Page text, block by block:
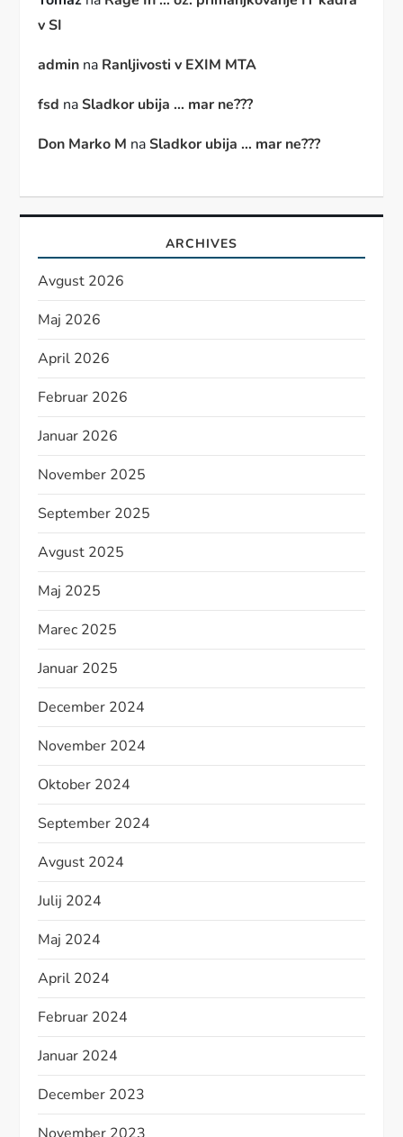
v SI
admin na Ranljivosti v EXIM MTA
fsd naSladkor ubija … mar ne???
Don Marko M naSladkor ubija … mar ne???
ARCHIVES
Avgust 2026
Maj 2026
April 2026
Februar 2026
Januar 2026
November 2025
September 2025
Avgust 2025
Maj 2025
Marec 2025
Januar 2025
December 2024
November 2024
Oktober 2024
September 2024
Avgust 2024
Julij 2024
Maj 2024
April 2024
Februar 2024
Januar 2024
December 2023